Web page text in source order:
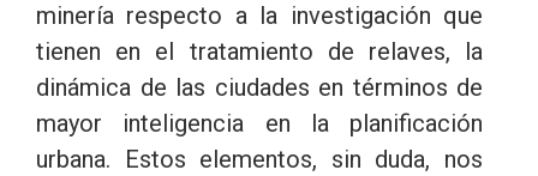
minería respecto a la investigación que
tienen en el tratamiento de relaves, la
dinámica de las ciudades en términos de
mayor inteligencia en la planificación
urbana. Estos elementos, sin duda, nos